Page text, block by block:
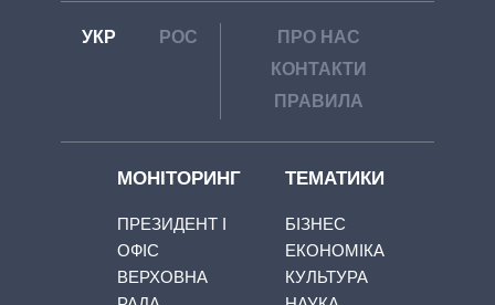
УКР РОС
ПРО НАС
КОНТАКТИ
ПРАВИЛА
МОНІТОРИНГ
ПРЕЗИДЕНТ І
ОФІС
ВЕРХОВНА
ТЕМАТИКИ
БІЗНЕС
ЕКОНОМІКА
КУЛЬТУРА